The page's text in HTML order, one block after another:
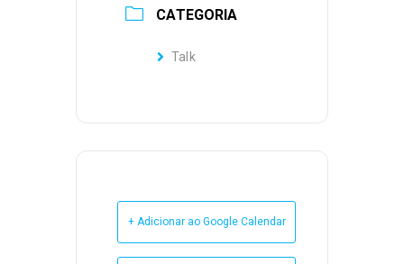
CATEGORIA
Talk
+ Adicionar ao Google Calendar